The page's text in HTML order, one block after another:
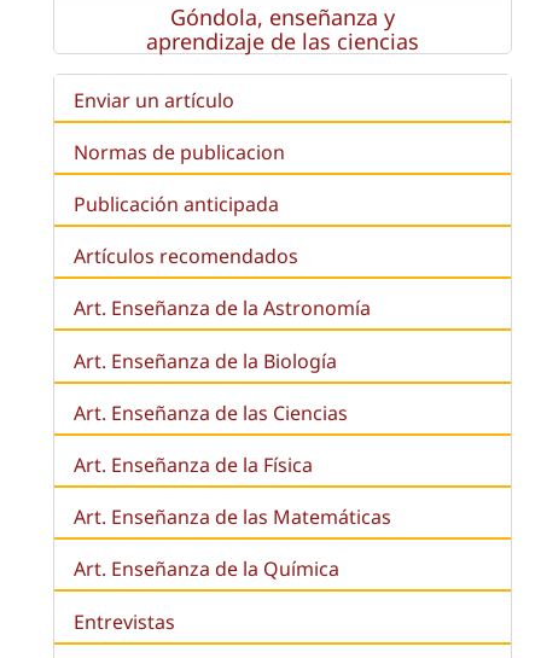
Góndola, enseñanza y
aprendizaje de las ciencias
Enviar un artículo
Normas de publicacion
Publicación anticipada
Artículos recomendados
Art. Enseñanza de la Astronomía
Art. Enseñanza de la Biología
Art. Enseñanza de las Ciencias
Art. Enseñanza de la Física
Art. Enseñanza de las Matemáticas
Art. Enseñanza de la Química
Entrevistas